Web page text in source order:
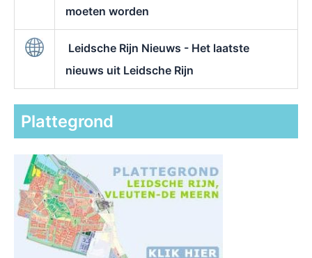
moeten worden
Leidsche Rijn Nieuws - Het laatste
nieuws uit Leidsche Rijn
Plattegrond